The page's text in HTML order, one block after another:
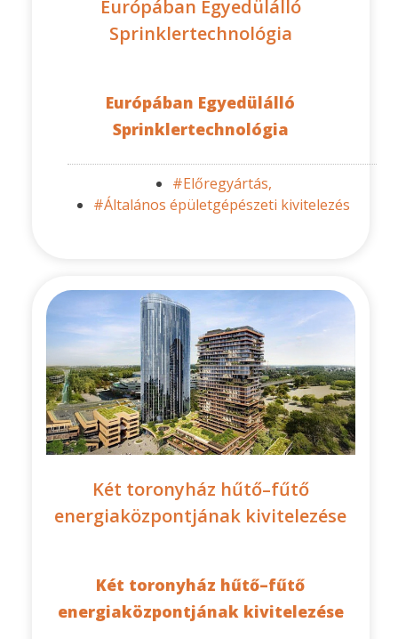
Európában Egyedülálló
Sprinklertechnológia
Európában Egyedülálló
Sprinklertechnológia
#Előregyártás,
#Általános épületgépészeti kivitelezés
Két toronyház hűtő–fűtő
energiaközpontjának kivitelezése
Két toronyház hűtő–fűtő
energiaközpontjának kivitelezése